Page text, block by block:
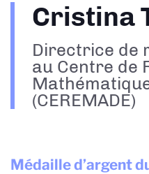
Cristina
Directrice de
au Centre de
(CEREMADE)
Médaille d’argent